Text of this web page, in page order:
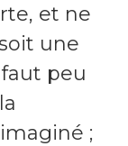
et ne
une
peu
;